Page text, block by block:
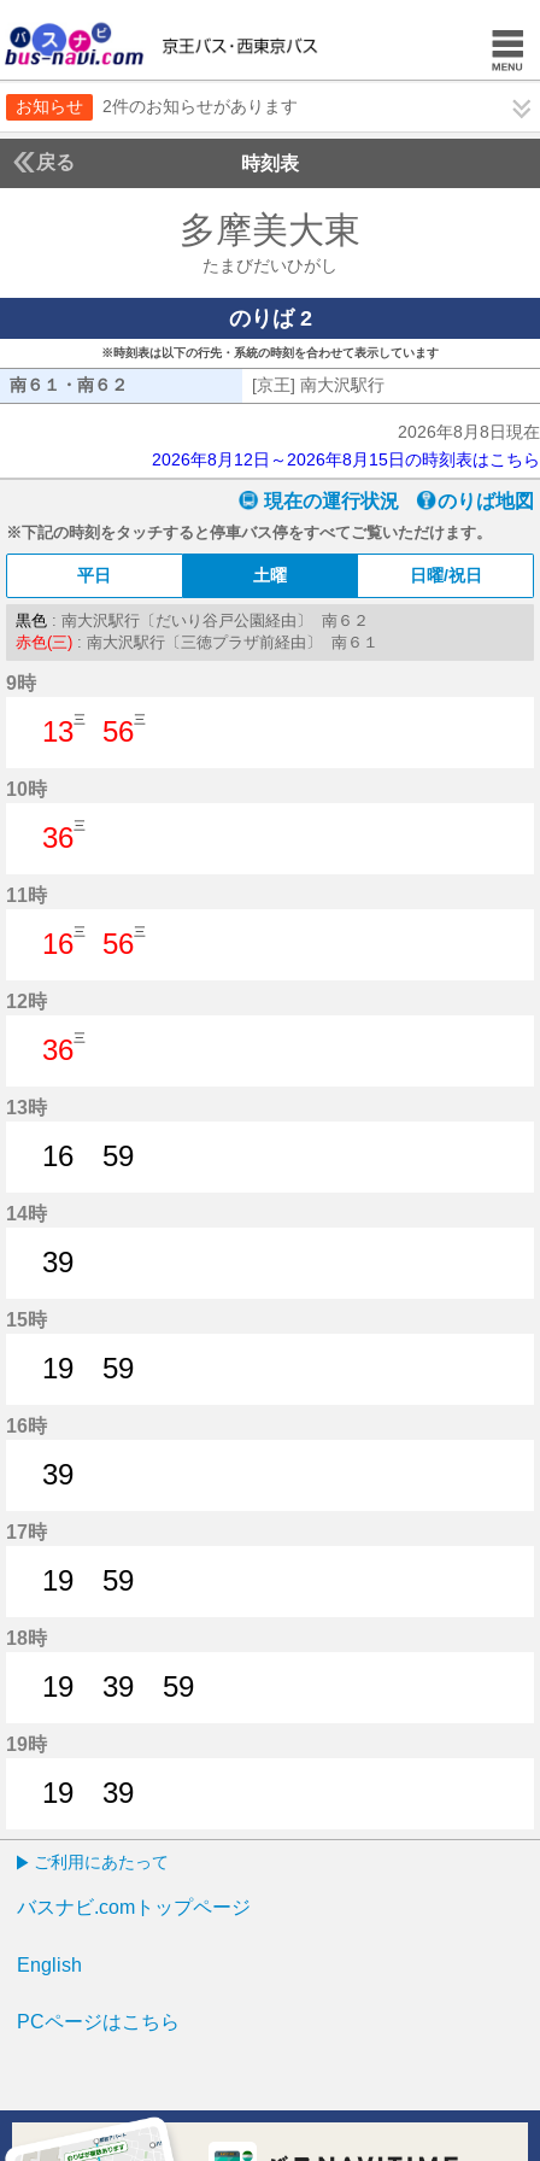
お知らせ 2件のお知らせがあります
戻る 時刻表
多摩美大東
たまびだいひがし
のりば 2
※時刻表は以下の行先・系統の時刻を合わせて表示しています
南６１・南６２ [京王] 南大沢駅行
2026年8月8日現在
2026年8月12日～2026年8月15日の時刻表はこちら
現在の運行状況 のりば地図
※下記の時刻をタッチすると停車バス停をすべてご覧いただけます。
平日 土曜 日曜/祝日
黒色 : 南大沢駅行〔だいり谷戸公園経由〕 南６２
赤色(三) : 南大沢駅行〔三徳プラザ前経由〕 南６１
9時
13三
56三
10時
36三
11時
16三
56三
12時
36三
13時
16
59
14時
39
15時
19
59
16時
39
17時
19
59
18時
19
39
59
19時
19
39
ご利用にあたって
バスナビ.comトップページ
English
PCページはこちら